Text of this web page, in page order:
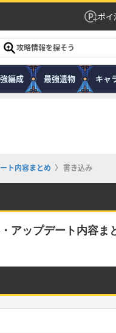
ポイ
編成 最強遺物 キャ
ト内容まとめ 書き込み
アップデート内容ま